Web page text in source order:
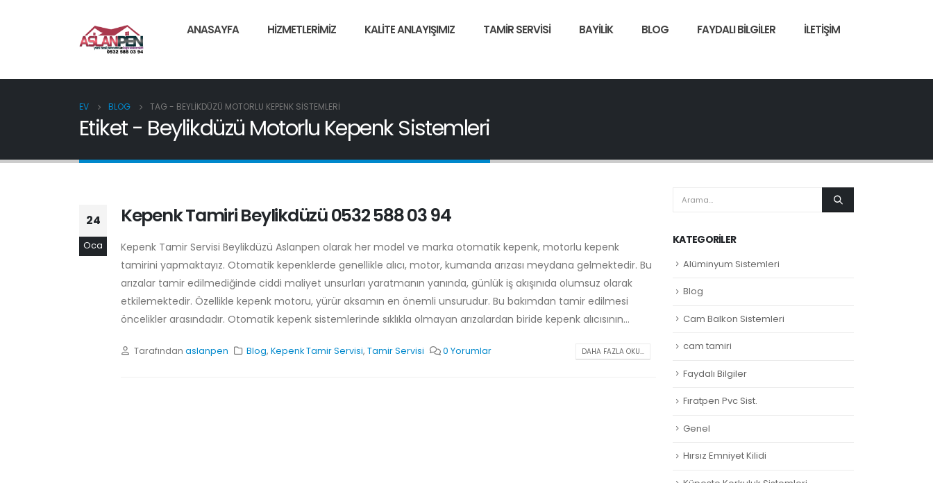
ANASAYFA HIZMETLERIMIZ KALITE ANLAYIŞIMIZ TAMIR SERVISI BAYILIK BLOG FAYDALI BILGILER İLETIŞIM
EV BLOG TAG - BEYLIKDÜZÜ MOTORLU KEPENK SISTEMLERI
Etiket - Beylikdüzü Motorlu Kepenk Sistemleri
24
Oca
Kepenk Tamiri Beylikdüzü 0532 588 03 94
Kepenk Tamir Servisi Beylikdüzü Aslanpen olarak her model ve marka otomatik kepenk, motorlu kepenk
tamirini yapmaktayız. Otomatik kepenklerde genellikle alıcı, motor, kumanda arızası meydana gelmektedir. Bu
arızalar tamir edilmediğinde ciddi maliyet unsurları yaratmanın yanında, günlük iş akışınıda olumsuz olarak
etkilemektedir. Özellikle kepenk motoru, yürür aksamın en önemli unsurudur. Bu bakımdan tamir edilmesi
öncelikler arasındadır. Otomatik kepenk sistemlerinde sıklıkla olmayan arızalardan biride kepenk alıcısının...
Tarafından aslanpen Blog,Kepenk Tamir Servisi,Tamir Servisi 0 Yorumlar DAHA FAZLA OKU...
KATEGORILER
Alüminyum Sistemleri
Blog
Cam Balkon Sistemleri
cam tamiri
Faydalı Bilgiler
Fıratpen Pvc Sist.
Genel
Hırsız Emniyet Kilidi